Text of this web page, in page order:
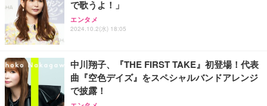
で歌うよ！」
エンタメ
2024.10.2(水) 18:05
中川翔子、『THE FIRST TAKE』初登場！代表
曲『空色デイズ』をスペシャルバンドアレンジ
で披露！